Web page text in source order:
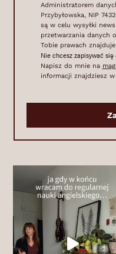
Administratorem
Przybyłowska, NIP
są w celu wysyłki
przetwarzania danych
Tobie prawach
Nie chcesz zapisywać
Napisz do mnie na
informacji znajdziesz w